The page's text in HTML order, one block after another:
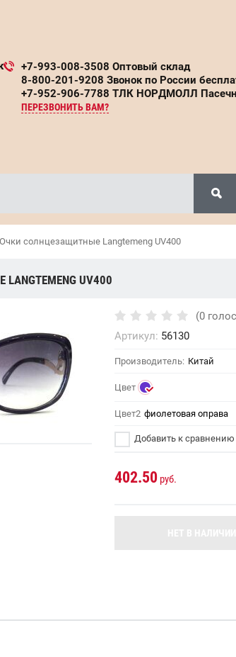
+7-993-008-3508 Оптовый склад
8-800-201-9208 Звонок по России
+7-952-906-7788 ТЛК НОРДМОЛЛ
ПЕРЕЗВОНИТЬ ВАМ?
солнцезащитные Langtemeng UV400
UV400
(0
Артикул: 56130
Производитель: Китай
Цвет
Цвет2 фиолетовая оправа
Добавить к сравнению
402.50 руб.